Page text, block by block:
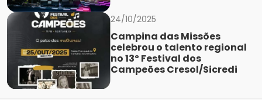
24/10/2025
Campina das Missões
celebrou o talento regional
no 13º Festival dos
Campeões Cresol/Sicredi